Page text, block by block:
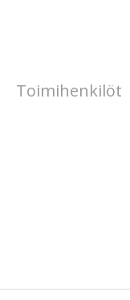
Toimihenkilöt